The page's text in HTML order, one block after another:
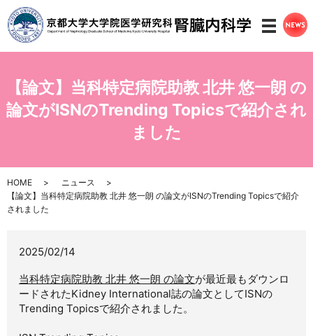
メニ
【論文】当科特定病院助教 北井 悠一朗 の
論文がISNのTrending Topicsで紹介され
ました
HOME
ニュース
【論文】当科特定病院助教 北井 悠一朗 の論文がISNのTrending Topicsで紹介
されました
2025/02/14
当科特定病院助教 北井 悠一朗 の論文が最近最もダウンロ
ードされたKidney International誌の論文としてISNの
Trending Topicsで紹介されました。